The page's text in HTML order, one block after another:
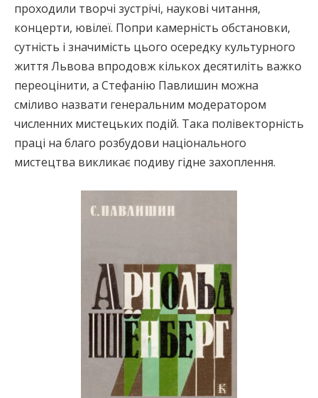
проходили творчі зустрічі, наукові читання,
концерти, ювілеї. Попри камерність обстановки,
сутність і значимість цього осередку культурного
життя Львова впродовж кількох десятиліть важко
переоцінити, а Стефанію Павлишин можна
сміливо назвати генеральним модератором
численних мистецьких подій. Така полівекторність
праці на благо розбудови національного
мистецтва викликає подиву гідне захоплення.